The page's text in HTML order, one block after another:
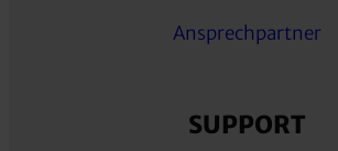
Ansprechpartner
SUPPORT